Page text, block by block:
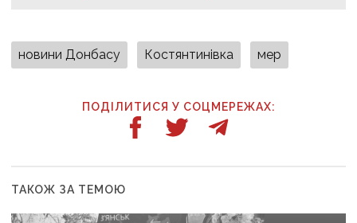
новини Донбасу Костянтинівка мер
ПОДІЛИТИСЯ У СОЦМЕРЕЖАХ:
ТАКОЖ ЗА ТЕМОЮ